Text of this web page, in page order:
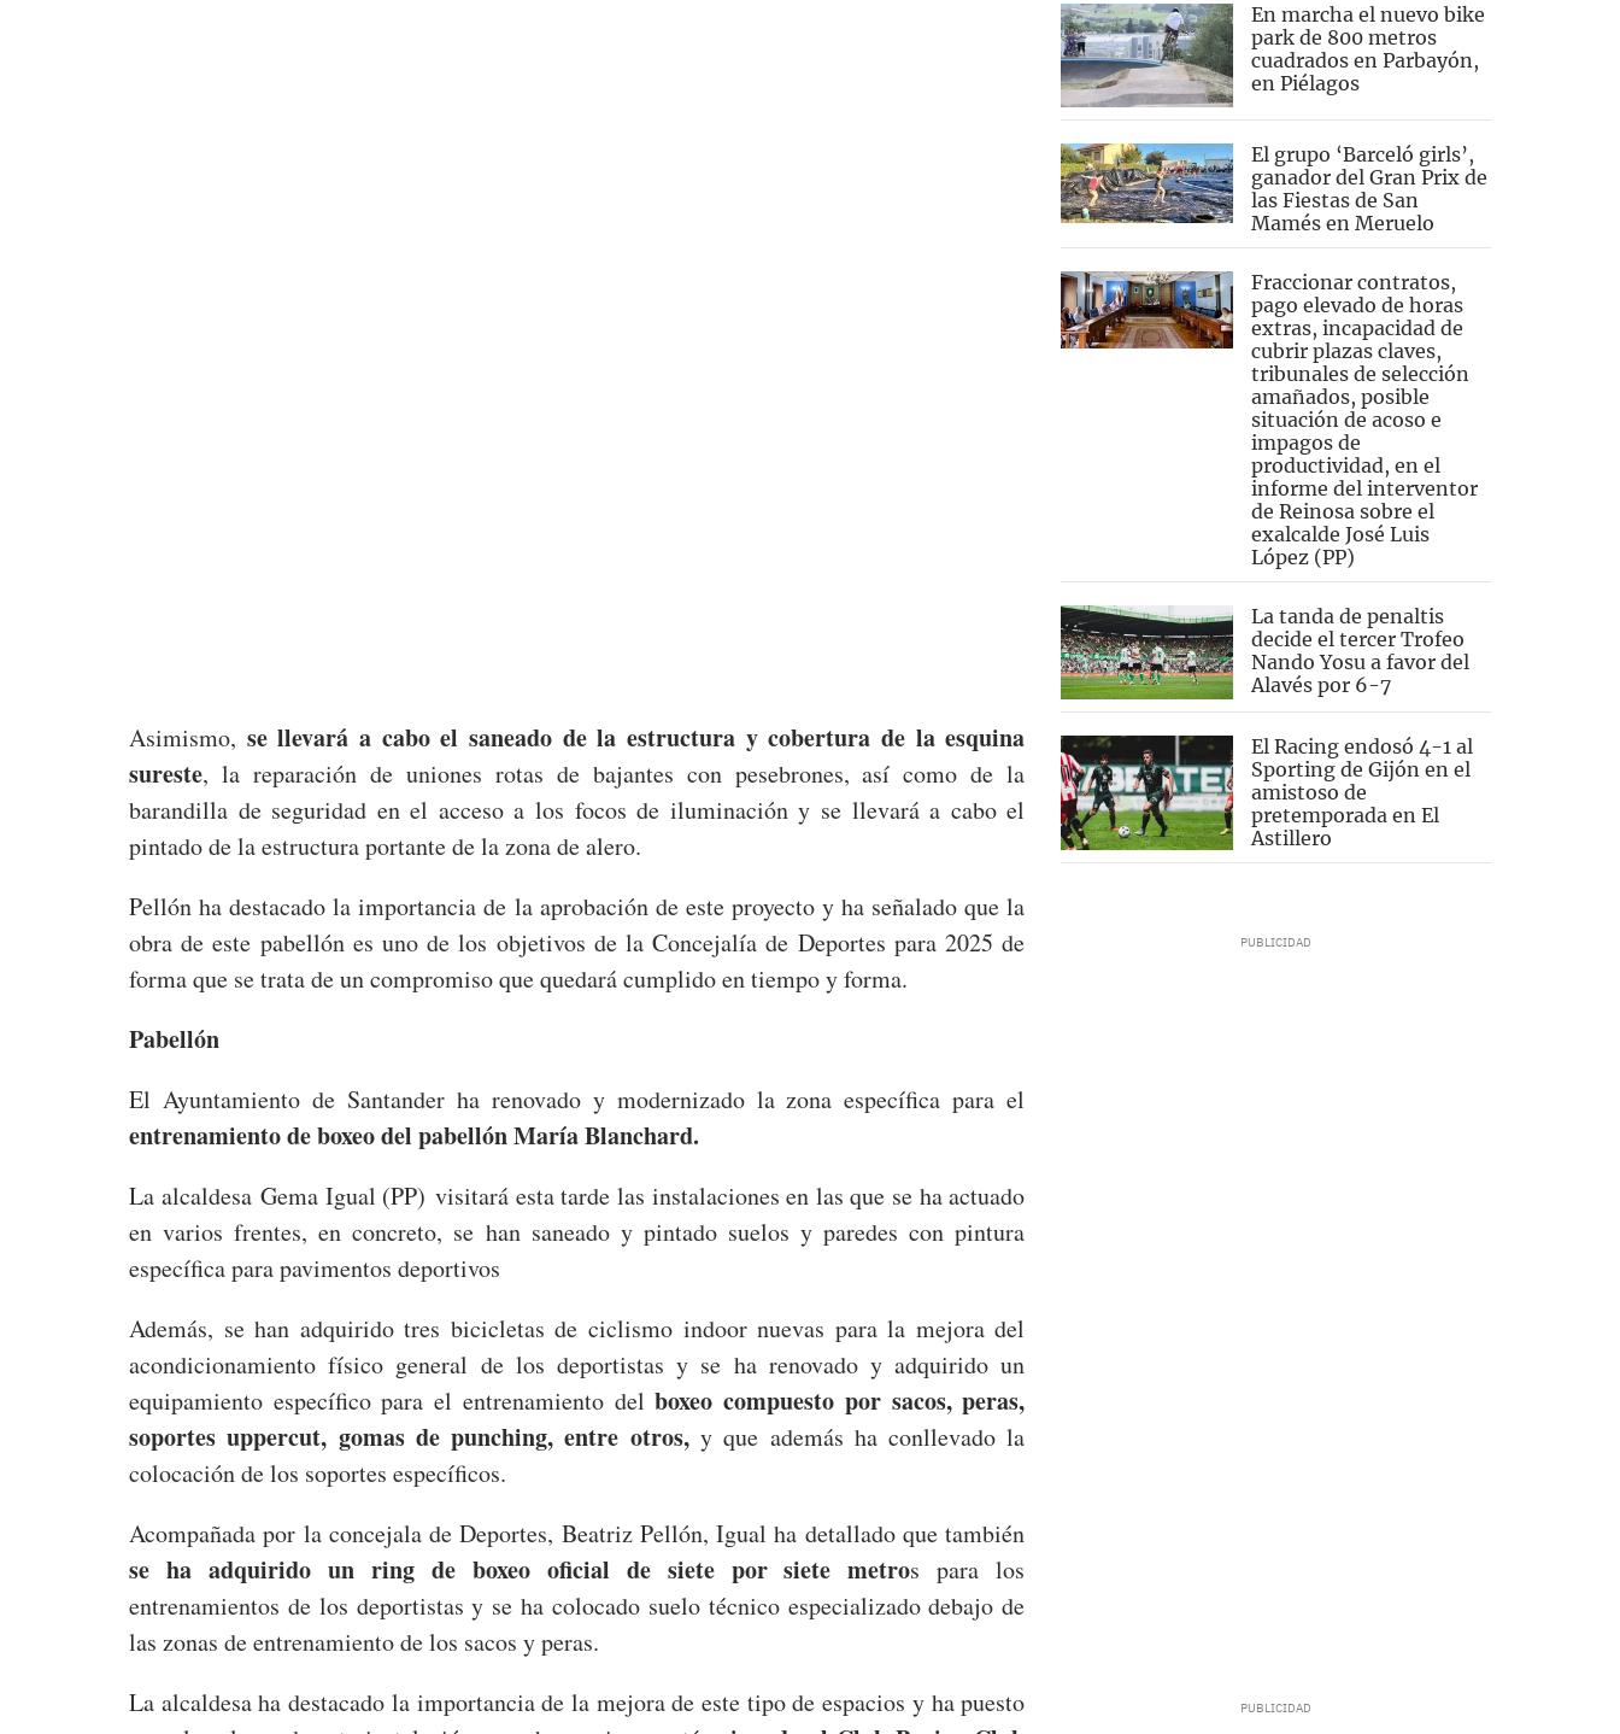
Asimismo, se llevará a cabo el saneado de la estructura y cobertura de la esquina
sureste, la reparación de uniones rotas de bajantes con pesebrones, así como de la
barandilla de seguridad en el acceso a los focos de iluminación y se llevará a cabo el
pintado de la estructura portante de la zona de alero.
Pellón ha destacado la importancia de la aprobación de este proyecto y ha señalado que la
obra de este pabellón es uno de los objetivos de la Concejalía de Deportes para 2025 de
forma que se trata de un compromiso que quedará cumplido en tiempo y forma.
Pabellón
El Ayuntamiento de Santander ha renovado y modernizado la zona específica para el
entrenamiento de boxeo del pabellón María Blanchard.
La alcaldesa Gema Igual (PP) visitará esta tarde las instalaciones en las que se ha actuado
en varios frentes, en concreto, se han saneado y pintado suelos y paredes con pintura
específica para pavimentos deportivos
Además, se han adquirido tres bicicletas de ciclismo indoor nuevas para la mejora del
acondicionamiento físico general de los deportistas y se ha renovado y adquirido un
equipamiento específico para el entrenamiento delboxeo compuesto por sacos, peras,
soportes uppercut, gomas de punching, entre otros,y que además ha conllevado la
colocación de los soportes específicos.
Acompañada por la concejala de Deportes, Beatriz Pellón, Igual ha detallado que también
se ha adquirido un ring de boxeo oficial de siete por siete metros para los
entrenamientos de los deportistas y se ha colocado suelo técnico especializado debajo de
las zonas de entrenamiento de los sacos y peras.
La alcaldesa ha destacado la importancia de la mejora de este tipo de espacios y ha puesto
En marcha el nuevo bike
park de 800 metros
cuadrados en Parbayón,
en Piélagos
El grupo ‘Barceló girls’,
ganador del Gran Prix de
las Fiestas de San
Mamés en Meruelo
Fraccionar contratos,
pago elevado de horas
extras, incapacidad de
cubrir plazas claves,
tribunales de selección
amañados, posible
situación de acoso e
impagos de
productividad, en el
informe del interventor
de Reinosa sobre el
exalcalde José Luis
López (PP)
La tanda de penaltis
decide el tercer Trofeo
Nando Yosu a favor del
Alavés por 6-7
El Racing endosó 4-1 al
Sporting de Gijón en el
amistoso de
pretemporada en El
Astillero